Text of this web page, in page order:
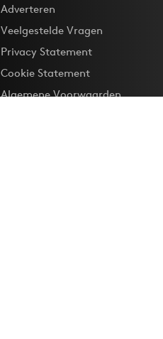
Adverteren
Veelgestelde Vragen
Privacy Statement
Cookie Statement
Algemene Voorwaarden